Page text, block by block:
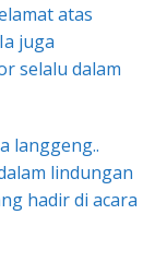
atas
juga
selalu dalam
langgeng..
lindungan
hadir di acara